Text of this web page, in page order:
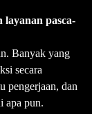
layanan pasca-
Banyak yang
secara
pengerjaan, dan
apa pun.